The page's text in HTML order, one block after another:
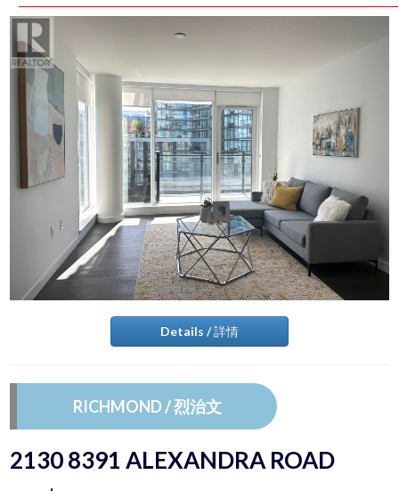
Details / 詳情
RICHMOND / 烈治文
2130 8391 ALEXANDRA ROAD